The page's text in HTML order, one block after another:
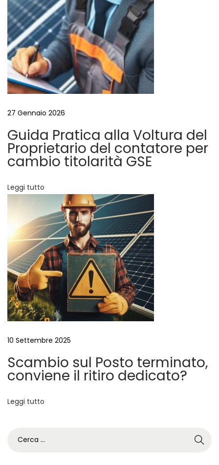
i
c
o
l
i
i
d
e
l
a
c
a
p
r
è
i
m
p
o
r
a
t
e
27 Gennaio 2026
Guida Pratica alla Voltura del
Proprietario del contatore per
cambio titolarità GSE
Leggi tutto
10 Settembre 2025
Scambio sul Posto terminato,
conviene il ritiro dedicato?
Leggi tutto